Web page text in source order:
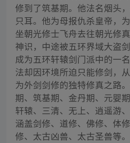
修到了筑基期。他法名烟头
只耳。他为母报仇杀皇帝，
坐朝光修士飞舟去往朝光修
神识，中途被五环界域大盗
成为五环轩辕剑门派中的一
法却因环境所迫只能修剑，
为外剑剑修的独特修真之路
期、筑基期、金丹期、元婴
轩辕、三清、无上、逍遥游
涵盖剑修、道修、佛修、体
修、太古凶兽、太古圣兽等。